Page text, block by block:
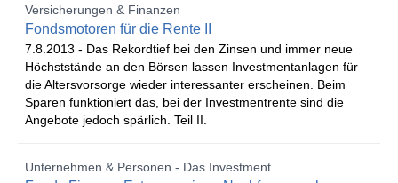
Versicherungen & Finanzen
Fondsmotoren für die Rente II
7.8.2013 - Das Rekordtief bei den Zinsen und immer neue
Höchststände an den Börsen lassen Investmentanlagen für
die Altersvorsorge wieder interessanter erscheinen. Beim
Sparen funktioniert das, bei der Investmentrente sind die
Angebote jedoch spärlich. Teil II.
Unternehmen & Personen - Das Investment